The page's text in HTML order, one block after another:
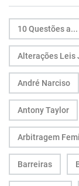
10 Questões a...
Alterações Leis
André Narciso
Antony Taylor
Arbitragem
Barreiras